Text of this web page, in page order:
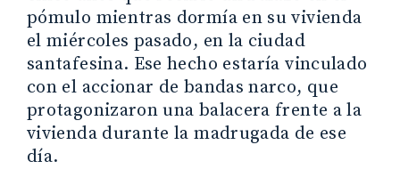
pómulo mientras dormía en su vivienda
el miércoles pasado, en la ciudad
santafesina. Ese hecho estaría vinculado
con el accionar de bandas narco, que
protagonizaron una balacera frente a la
vivienda durante la madrugada de ese
día.